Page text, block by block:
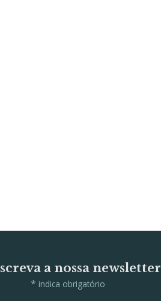
a nossa newsletter
* indica obrigatório